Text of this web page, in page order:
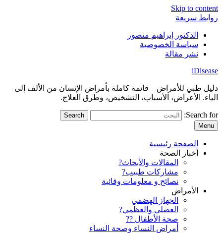
Skip to content
روابط سريعة
الدكتور إبراهيم منصور
سياسة الخصوصية
نشر مقالة
iDisease
دليل طبي للأمراض – قائمة كاملة بأمراض الإنسان من الألف إلى
الياء. الأعراض، الأسباب، التشخيص، وطرق العلاج.
Search for:
Menu
الصفحة رئيسية
أخبار الصحة
المقالات والأبحاث?
مشاركات طبيب?
نصائح و معلومات وقائية
الأمراض
الجهاز الهضمي
العضلي والعظمي?
صحة الأطفال ??
أمراض النساء وصحة النساء